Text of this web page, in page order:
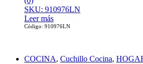
SKU: 910976LN
Leer más
Código: 910976LN
COCINA, Cuchillo Cocina,